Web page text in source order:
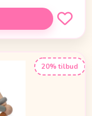
20% tilbud